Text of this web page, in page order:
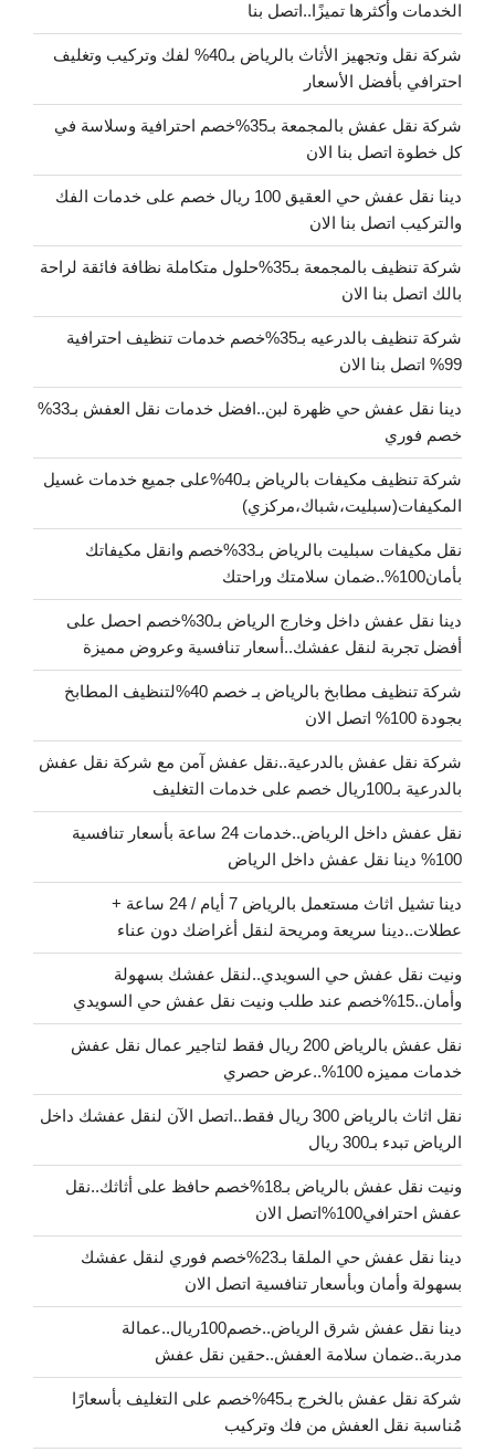
الخدمات وأكثرها تميزًا..اتصل بنا
شركة نقل وتجهيز الأثاث بالرياض بـ40% لفك وتركيب وتغليف
احترافي بأفضل الأسعار
شركة نقل عفش بالمجمعة بـ35%خصم احترافية وسلاسة في
كل خطوة اتصل بنا الان
دينا نقل عفش حي العقيق 100 ريال خصم على خدمات الفك
والتركيب اتصل بنا الان
شركة تنظيف بالمجمعة بـ35%حلول متكاملة نظافة فائقة لراحة
بالك اتصل بنا الان
شركة تنظيف بالدرعيه بـ35%خصم خدمات تنظيف احترافية
99% اتصل بنا الان
دينا نقل عفش حي ظهرة لبن..افضل خدمات نقل العفش بـ33%
خصم فوري
شركة تنظيف مكيفات بالرياض بـ40%على جميع خدمات غسيل
المكيفات(سبليت،شباك،مركزي)
نقل مكيفات سبليت بالرياض بـ33%خصم وانقل مكيفاتك
بأمان100%..ضمان سلامتك وراحتك
دينا نقل عفش داخل وخارج الرياض بـ30%خصم احصل على
أفضل تجربة لنقل عفشك..أسعار تنافسية وعروض مميزة
شركة تنظيف مطابخ بالرياض بـ خصم 40%لتنظيف المطابخ
بجودة 100% اتصل الان
شركة نقل عفش بالدرعية..نقل عفش آمن مع شركة نقل عفش
بالدرعية بـ100ريال خصم على خدمات التغليف
نقل عفش داخل الرياض..خدمات 24 ساعة بأسعار تنافسية
100% دينا نقل عفش داخل الرياض
دينا تشيل اثاث مستعمل بالرياض 7 أيام / 24 ساعة +
عطلات..دينا سريعة ومريحة لنقل أغراضك دون عناء
ونيت نقل عفش حي السويدي..لنقل عفشك بسهولة
وأمان..15%خصم عند طلب ونيت نقل عفش حي السويدي
نقل عفش بالرياض 200 ريال فقط لتاجير عمال نقل عفش
خدمات مميزه 100%..عرض حصري
نقل اثاث بالرياض 300 ريال فقط..اتصل الآن لنقل عفشك داخل
الرياض تبدء بـ300 ريال
ونيت نقل عفش بالرياض بـ18%خصم حافظ على أثاثك..نقل
عفش احترافي100%اتصل الان
دينا نقل عفش حي الملقا بـ23%خصم فوري لنقل عفشك
بسهولة وأمان وبأسعار تنافسية اتصل الان
دينا نقل عفش شرق الرياض..خصم100ريال..عمالة
مدربة..ضمان سلامة العفش..حقين نقل عفش
شركة نقل عفش بالخرج بـ45%خصم على التغليف بأسعارًا
مُناسبة نقل العفش من فك وتركيب